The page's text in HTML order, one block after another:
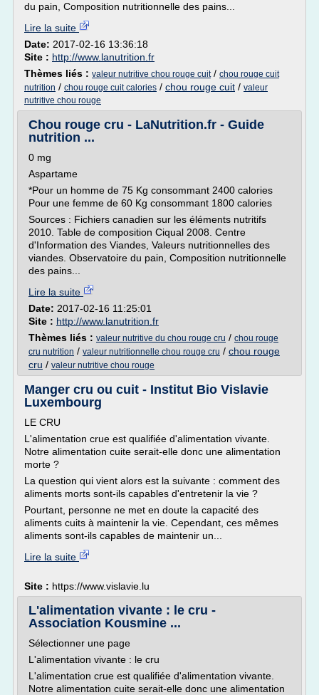
du pain, Composition nutritionnelle des pains...
Lire la suite
Date: 2017-02-16 13:36:18
Site : http://www.lanutrition.fr
Thèmes liés : valeur nutritive chou rouge cuit/ chou rouge cuit
nutrition / chou rouge cuit calories / chou rouge cuit / valeur
nutritive chou rouge
Chou rouge cru - LaNutrition.fr - Guide
nutrition ...
0 mg
Aspartame
*Pour un homme de 75 Kg consommant 2400 calories
Pour une femme de 60 Kg consommant 1800 calories
Sources : Fichiers canadien sur les éléments nutritifs
2010. Table de composition Ciqual 2008. Centre
d'Information des Viandes, Valeurs nutritionnelles des
viandes. Observatoire du pain, Composition nutritionnelle
des pains...
Lire la suite
Date: 2017-02-16 11:25:01
Site : http://www.lanutrition.fr
Thèmes liés : valeur nutritive du chou rouge cru / chou rouge
cru nutrition / valeur nutritionnelle chou rouge cru / chou rouge
cru / valeur nutritive chou rouge
Manger cru ou cuit - Institut Bio Vislavie
Luxembourg
LE CRU
L'alimentation crue est qualifiée d'alimentation vivante.
Notre alimentation cuite serait-elle donc une alimentation
morte ?
La question qui vient alors est la suivante : comment des
aliments morts sont-ils capables d'entretenir la vie ?
Pourtant, personne ne met en doute la capacité des
aliments cuits à maintenir la vie. Cependant, ces mêmes
aliments sont-ils capables de maintenir un...
Lire la suite
Site : https://www.vislavie.lu
L'alimentation vivante : le cru -
Association Kousmine ...
Sélectionner une page
L'alimentation vivante : le cru
L'alimentation crue est qualifiée d'alimentation vivante.
Notre alimentation cuite serait-elle donc une alimentation